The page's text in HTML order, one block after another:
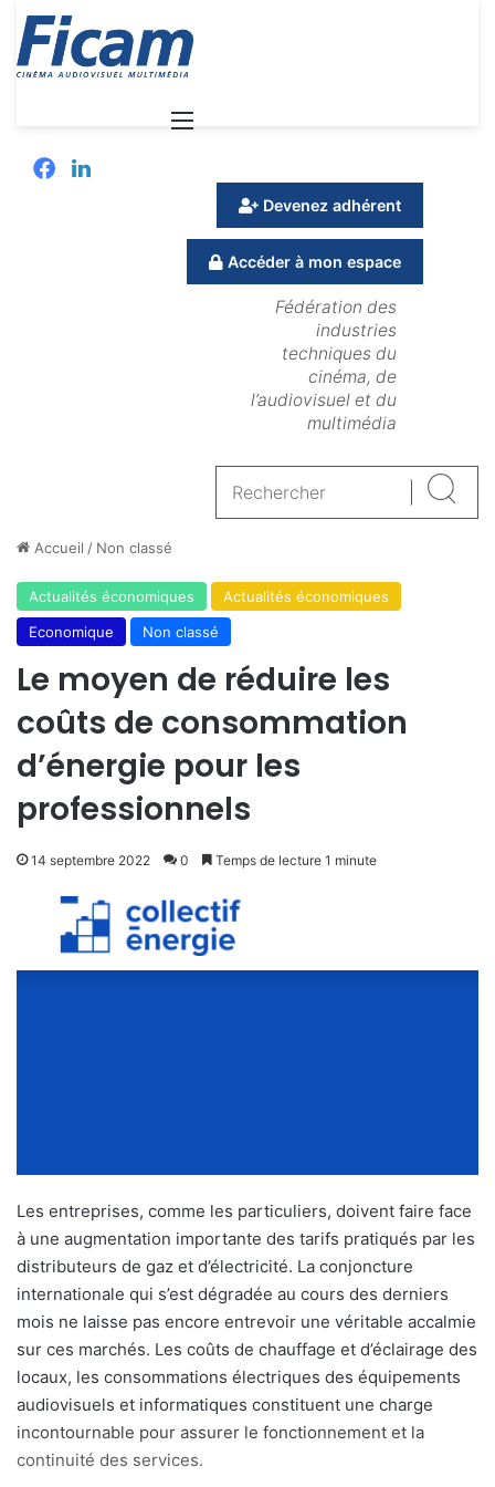
Menu
Facebook
Linkedin
Devenez adhérent
Accéder à mon espace
Fédération des
industries
techniques du
cinéma, de
l’audiovisuel et du
multimédia
Accueil / Non classé
Actualités économiques
Actualités économiques
Economique
Non classé
Le moyen de réduire les
coûts de consommation
d’énergie pour les
professionnels
14 septembre 2022 0 Temps de lecture 1 minute
Les entreprises, comme les particuliers, doivent faire face
à une augmentation importante des tarifs pratiqués par les
distributeurs de gaz et d’électricité. La conjoncture
internationale qui s’est dégradée au cours des derniers
mois ne laisse pas encore entrevoir une véritable accalmie
sur ces marchés. Les coûts de chauffage et d’éclairage des
locaux, les consommations électriques des équipements
audiovisuels et informatiques constituent une charge
incontournable pour assurer le fonctionnement et la
continuité des services.